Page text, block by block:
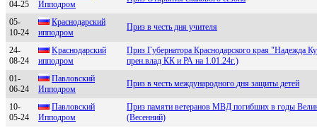
04-25
Ипподром
05-
10-24
Краснодарский
ипподром
Приз в честь дня учителя
24-
08-24
Kpаcнодаpcкий
ипподpом
Приз Губернатора Краснодарского края "Надежда
прен.влад КК и РА на 1.01.24г.)
01-
06-24
Пaвлoвcкий
Иппoдрoм
Приз в честь международного дня защиты детей
10-
05-24
Пaвлoвский
Иппoдрoм
Приз памяти ветеранов МВД погибших в годы
(Весенний)